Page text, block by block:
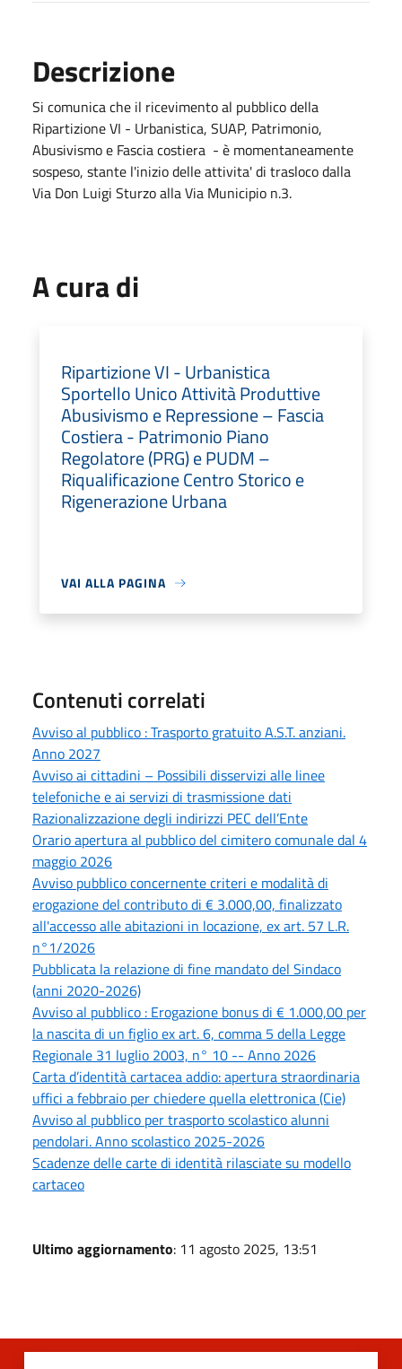
Descrizione
Si comunica che il ricevimento al pubblico della
Ripartizione VI - Urbanistica, SUAP, Patrimonio,
Abusivismo e Fascia costiera - è momentaneamente
sospeso, stante l'inizio delle attivita' di trasloco dalla
Via Don Luigi Sturzo alla Via Municipio n.3.
A cura di
Ripartizione VI - Urbanistica
Sportello Unico Attività Produttive
Abusivismo e Repressione – Fascia
Costiera - Patrimonio Piano
Regolatore (PRG) e PUDM –
Riqualificazione Centro Storico e
Rigenerazione Urbana
VAI ALLA PAGINA
Contenuti correlati
Avviso al pubblico : Trasporto gratuito A.S.T. anziani.
Anno 2027
Avviso ai cittadini – Possibili disservizi alle linee
telefoniche e ai servizi di trasmissione dati
Razionalizzazione degli indirizzi PEC dell’Ente
Orario apertura al pubblico del cimitero comunale dal 4
maggio 2026
Avviso pubblico concernente criteri e modalità di
erogazione del contributo di € 3.000,00, finalizzato
all'accesso alle abitazioni in locazione, ex art. 57 L.R.
n°1/2026
Pubblicata la relazione di fine mandato del Sindaco
(anni 2020-2026)
Avviso al pubblico : Erogazione bonus di € 1.000,00 per
la nascita di un figlio ex art. 6, comma 5 della Legge
Regionale 31 luglio 2003, n° 10 -- Anno 2026
Carta d’identità cartacea addio: apertura straordinaria
uffici a febbraio per chiedere quella elettronica (Cie)
Avviso al pubblico per trasporto scolastico alunni
pendolari. Anno scolastico 2025-2026
Scadenze delle carte di identità rilasciate su modello
cartaceo
Ultimo aggiornamento: 11 agosto 2025, 13:51